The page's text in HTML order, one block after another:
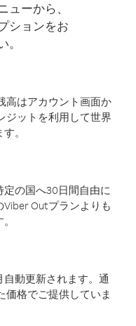
ューから、
ションをお
高はアカウント画面か
ジットを利用して世界
。
の国へ30日間自由に
Outプランよりも
動更新されます。通
価格でご提供していま